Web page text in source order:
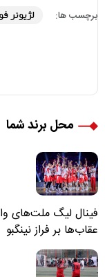
برچسب ها: لژیونر
محل برند شما
فینال لیگ ملت‌های
عقاب‌ها بر فراز نینگبو